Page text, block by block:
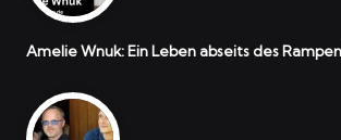
Amelie Wnuk: Ein Leben abseits des